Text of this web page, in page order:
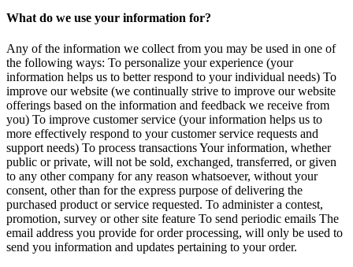
What do we use your information for?
Any of the information we collect from you may be used in one of
the following ways: To personalize your experience (your
information helps us to better respond to your individual needs) To
improve our website (we continually strive to improve our website
offerings based on the information and feedback we receive from
you) To improve customer service (your information helps us to
more effectively respond to your customer service requests and
support needs) To process transactions Your information, whether
public or private, will not be sold, exchanged, transferred, or given
to any other company for any reason whatsoever, without your
consent, other than for the express purpose of delivering the
purchased product or service requested. To administer a contest,
promotion, survey or other site feature To send periodic emails The
email address you provide for order processing, will only be used to
send you information and updates pertaining to your order.